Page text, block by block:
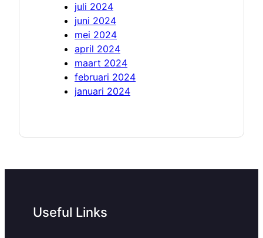
juli 2024
juni 2024
mei 2024
april 2024
maart 2024
februari 2024
januari 2024
Useful Links